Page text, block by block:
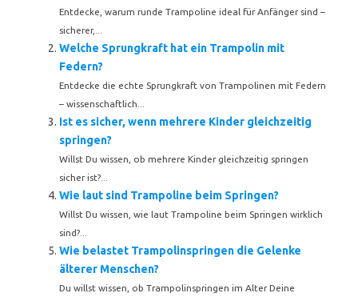
Entdecke, warum runde Trampoline ideal für Anfänger sind –
sicherer,...
Welche Sprungkraft hat ein Trampolin mit
Federn?
Entdecke die echte Sprungkraft von Trampolinen mit Federn
– wissenschaftlich...
Ist es sicher, wenn mehrere Kinder gleichzeitig
springen?
Willst Du wissen, ob mehrere Kinder gleichzeitig springen
sicher ist?...
Wie laut sind Trampoline beim Springen?
Willst Du wissen, wie laut Trampoline beim Springen wirklich
sind?...
Wie belastet Trampolinspringen die Gelenke
älterer Menschen?
Du willst wissen, ob Trampolinspringen im Alter Deine